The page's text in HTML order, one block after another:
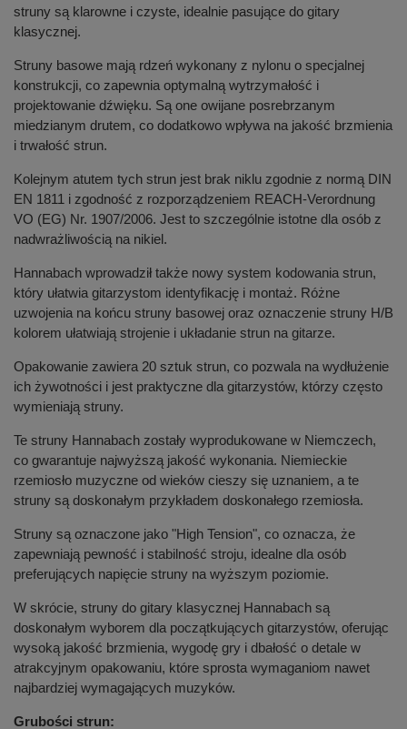
struny są klarowne i czyste, idealnie pasujące do gitary
klasycznej.
Struny basowe mają rdzeń wykonany z nylonu o specjalnej
konstrukcji, co zapewnia optymalną wytrzymałość i
projektowanie dźwięku. Są one owijane posrebrzanym
miedzianym drutem, co dodatkowo wpływa na jakość brzmienia
i trwałość strun.
Kolejnym atutem tych strun jest brak niklu zgodnie z normą DIN
EN 1811 i zgodność z rozporządzeniem REACH-Verordnung
VO (EG) Nr. 1907/2006. Jest to szczególnie istotne dla osób z
nadwrażliwością na nikiel.
Hannabach wprowadził także nowy system kodowania strun,
który ułatwia gitarzystom identyfikację i montaż. Różne
uzwojenia na końcu struny basowej oraz oznaczenie struny H/B
kolorem ułatwiają strojenie i układanie strun na gitarze.
Opakowanie zawiera 20 sztuk strun, co pozwala na wydłużenie
ich żywotności i jest praktyczne dla gitarzystów, którzy często
wymieniają struny.
Te struny Hannabach zostały wyprodukowane w Niemczech,
co gwarantuje najwyższą jakość wykonania. Niemieckie
rzemiosło muzyczne od wieków cieszy się uznaniem, a te
struny są doskonałym przykładem doskonałego rzemiosła.
Struny są oznaczone jako "High Tension", co oznacza, że
zapewniają pewność i stabilność stroju, idealne dla osób
preferujących napięcie struny na wyższym poziomie.
W skrócie, struny do gitary klasycznej Hannabach są
doskonałym wyborem dla początkujących gitarzystów, oferując
wysoką jakość brzmienia, wygodę gry i dbałość o detale w
atrakcyjnym opakowaniu, które sprosta wymaganiom nawet
najbardziej wymagających muzyków.
Grubości strun: